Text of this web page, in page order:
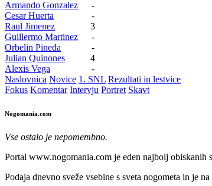
Armando Gonzalez
-
Cesar Huerta
-
Raul Jimenez
3
Guillermo Martinez
-
Orbelin Pineda
-
Julian Quinones
4
Alexis Vega
-
Naslovnica Novice 1. SNL Rezultati in lestvice
Fokus Komentar Intervju Portret Skavt
Nogomania.com
Vse ostalo je nepomembno.
Portal www.nogomania.com je eden najbolj obiskanih
Podaja dnevno sveže vsebine s sveta nogometa in je